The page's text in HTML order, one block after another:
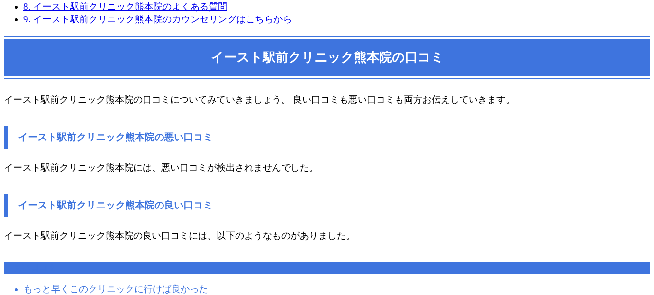
8. イースト駅前クリニック熊本院のよくある質問
9. イースト駅前クリニック熊本院のカウンセリングはこちらから
イースト駅前クリニック熊本院の口コミ
イースト駅前クリニック熊本院の口コミについてみていきましょう。 良い口コミも悪い口コミも両方お伝えしていきます。
イースト駅前クリニック熊本院の悪い口コミ
イースト駅前クリニック熊本院​には、悪い口コミが検出されませんでした。
イースト駅前クリニック熊本院の良い口コミ
イースト駅前クリニック熊本院​の良い口コミには、以下のようなものがありました。
もっと早くこのクリニックに行けば良かった